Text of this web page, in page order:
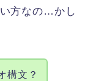
方なの…かし
構文？